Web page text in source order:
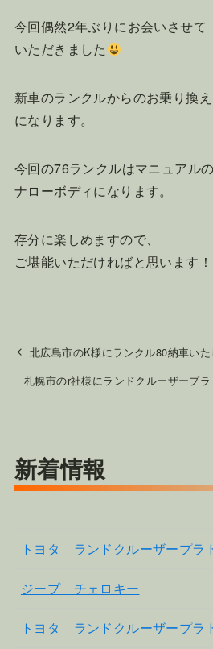
今回偶然2年ぶりにお会いさせて
いただきました
新車のランクルからのお乗り換え
になります。
今回の76ランクルはマニュアルの
ナローボディになります。
存分に楽しめますので、
ご堪能いただければと思います！
北広島市のK様にランクル80納車いた
札幌市のr社様にランドクルーザープラ
新着情報
トヨタ ランドクルーザープラ
ジープ チェロキー
トヨタ ランドクルーザープラ